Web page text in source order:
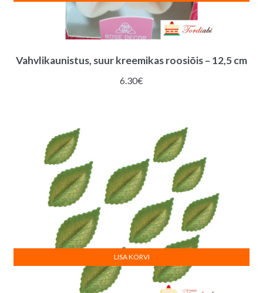
Vahvlikaunistus, suur kreemikas roosiõis – 12,5 cm
6.30€
LISA KORVI